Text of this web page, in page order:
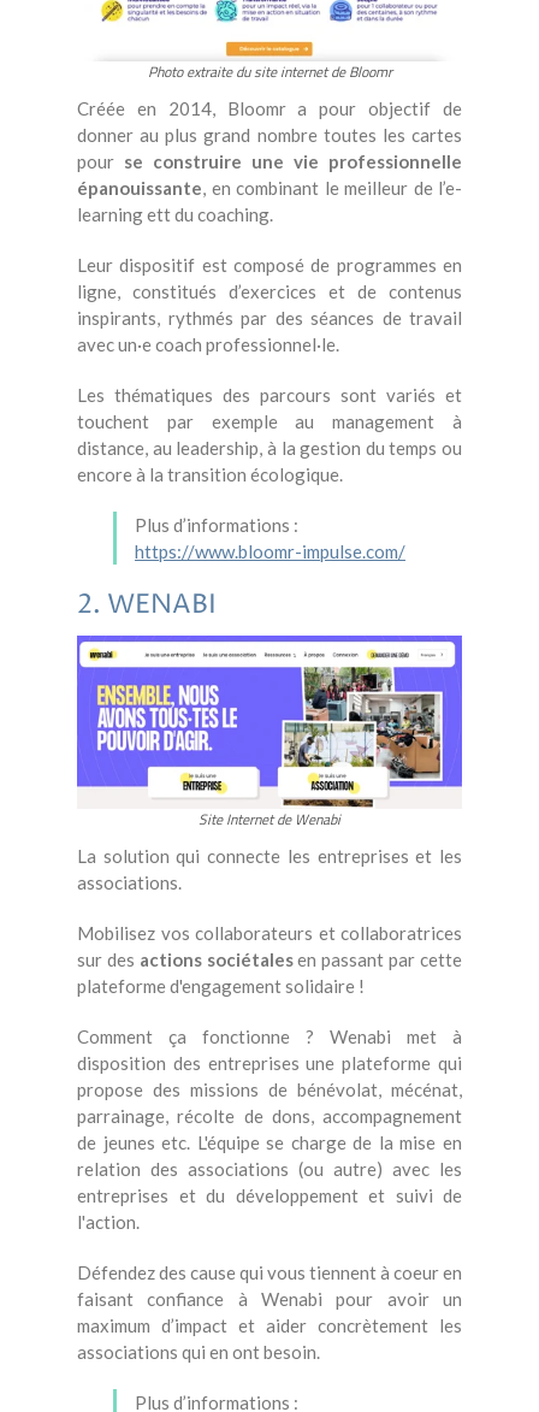
Photo extraite du site internet de Bloomr
Créée en 2014, Bloomr a pour objectif de
donner au plus grand nombre toutes les cartes
pour se construire une vie professionnelle
épanouissante , en combinant le meilleur de l’e-
learning ett du coaching.
Leur dispositif est composé de programmes en
ligne, constitués d’exercices et de contenus
inspirants, rythmés par des séances de travail
avec un·e coach professionnel·le.
Les thématiques des parcours sont variés et
touchent par exemple au management à
distance, au leadership, à la gestion du temps ou
encore à la transition écologique.
Plus d’informations :
https://www.bloomr-impulse.com/
2. WENABI
Site Internet de Wenabi
La solution qui connecte les entreprises et les
associations.
Mobilisez vos collaborateurs et collaboratrices
sur des actions sociétalesen passant par cette
plateforme d'engagement solidaire !
Comment ça fonctionne ? Wenabi met à
disposition des entreprises une plateforme qui
propose des missions de bénévolat, mécénat,
parrainage, récolte de dons, accompagnement
de jeunes etc. L'équipe se charge de la mise en
relation des associations (ou autre) avec les
entreprises et du développement et suivi de
l'action.
Défendez des cause qui vous tiennent à coeur en
faisant confiance à Wenabi pour avoir un
maximum d’impact et aider concrètement les
associations qui en ont besoin.
Plus d’informations :